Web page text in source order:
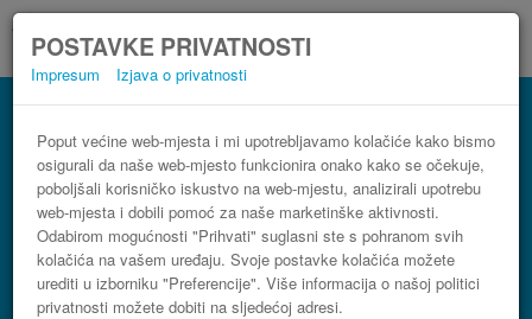
POSTAVKE PRIVATNOSTI
Impresum Izjava o privatnosti
Poput većine web-mjesta i mi upotrebljavamo kolačiće kako bismo
osigurali da naše web-mjesto funkcionira onako kako se očekuje,
poboljšali korisničko iskustvo na web-mjestu, analizirali upotrebu
web-mjesta i dobili pomoć za naše marketinške aktivnosti.
Odabirom mogućnosti "Prihvati" suglasni ste s pohranom svih
kolačića na vašem uređaju. Svoje postavke kolačića možete
urediti u izborniku "Preferencije". Više informacija o našoj politici
privatnosti možete dobiti na sljedećoj adresi.
Autobus Osijek Sibiu
3 koraka do najpovoljnije autobusne karte